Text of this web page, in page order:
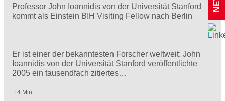
Professor John Ioannidis von der Universität Stanford
kommt als Einstein BIH Visiting Fellow nach Berlin
Er ist einer der bekanntesten Forscher weltweit: John
Ioannidis von der Universität Stanford veröffentlichte
2005 ein tausendfach zitiertes…
4 Min